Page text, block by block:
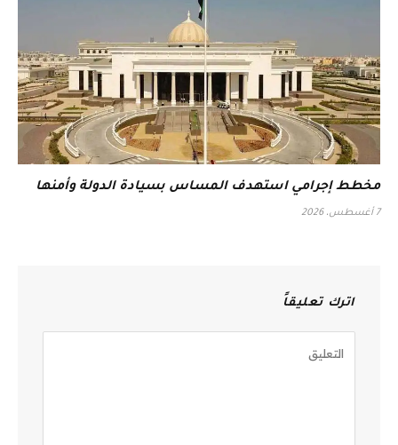
مخطط إجرامي استهدف المساس بسيادة الدولة وأمنها
7 أغسطس، 2026
اترك تعليقاً